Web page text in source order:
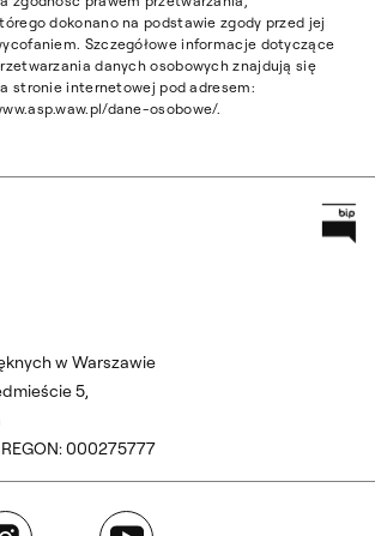
dokonano na podstawie zgody przed jej
Szczegółowe informacje dotyczące
danych osobowych znajdują się
stronie internetowej pod adresem:
dane-osobowe/.
w Warszawie
5,
000275777
YouTube